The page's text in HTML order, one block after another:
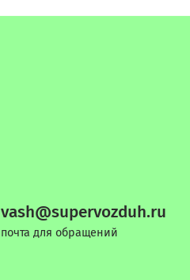
vash@supervozduh.ru
почта для обращений